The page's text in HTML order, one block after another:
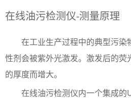
在线油污检测仪-测量原理
在工业生产过程中的典型污染
性剂会被紫外光激发。激发后的荧
的厚度而增大。
在线油污检测仪内一个集成的